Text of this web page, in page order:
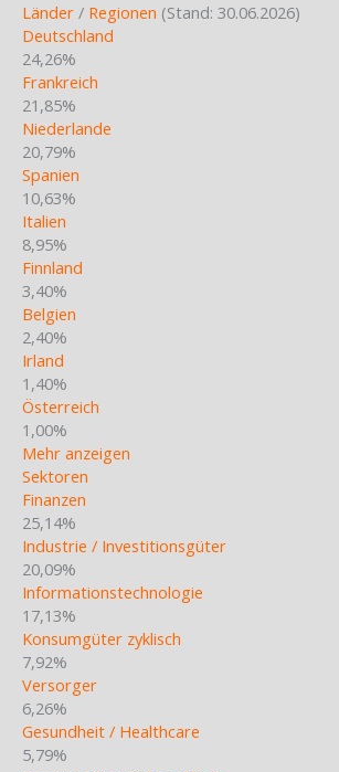
Länder / Regionen (Stand: 30.06.2026)
Deutschland
24,26%
Frankreich
21,85%
Niederlande
20,79%
Spanien
10,63%
Italien
8,95%
Finnland
3,40%
Belgien
2,40%
Irland
1,40%
Österreich
1,00%
Mehr anzeigen
Sektoren
Finanzen
25,14%
Industrie / Investitionsgüter
20,09%
Informationstechnologie
17,13%
Konsumgüter zyklisch
7,92%
Versorger
6,26%
Gesundheit / Healthcare
5,79%